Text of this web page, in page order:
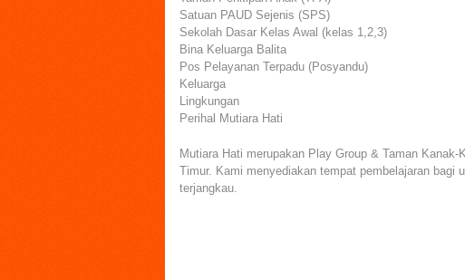
Satuan PAUD Sejenis (SPS)
Sekolah Dasar Kelas Awal (kelas 1,2,3)
Bina Keluarga Balita
Pos Pelayanan Terpadu (Posyandu)
Keluarga
Lingkungan
Perihal Mutiara Hati
Mutiara Hati merupakan Play Group & Taman
Timur. Kami menyediakan tempat pembelajaran
terjangkau.